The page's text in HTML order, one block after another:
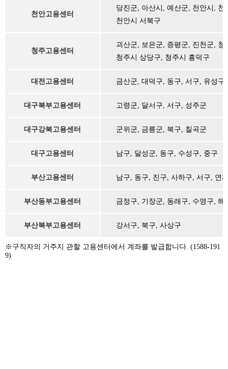
천안고용센터
당진군, 아산시, 예산군, 천안시, 천
천안시 서북구
청주고용센터
괴산군, 보은군, 증평군, 진천군, 청
청주시 상당구, 청주시 흥덕구
대전고용센터 금산군, 대덕구, 동구, 서구, 유성구
대구북부고용센터 고령군, 달서구, 서구, 성주군
대구강북고용센터 군위군, 금릉군, 북구, 칠곡군
대구고용센터 남구, 달성군, 동구, 수성구, 중구
부산고용센터 남구, 동구, 진구, 사하구, 서구, 연
부산동부고용센터 금정구, 기장군, 동래구, 수영구, 해
부산북부고용센터 강서구, 북구, 사상구
※구직자의 거주지 관할 고용센터에서 계좌를 발급합니다. (1588-191
9)